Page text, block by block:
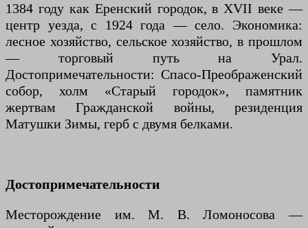
1384 году как Еренский городок, в XVII веке —
центр уезда, с 1924 года — село. Экономика:
лесное хозяйство, сельское хозяйство, в прошлом
— торговый путь на Урал.
Достопримечательности: Спасо-Преображенский
собор, холм «Старый городок», памятник
жертвам Гражданской войны, резиденция
Матушки Зимы, герб с двумя белками.
Достопримечательности
Месторождение им. М. В. Ломоносова —